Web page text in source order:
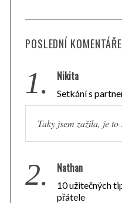
POSLEDNÍ KOMENTÁŘE
1. Nikita
Setkání s
Taky jsem zažila, je
2. Nathan
10 užitečných
přátele